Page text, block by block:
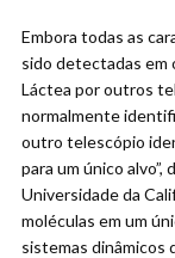
Embora todas as
sido detectadas em
Láctea por outros
normalmente
outro telescópio
para um único
Universidade da
moléculas em um
sistemas dinâmicos